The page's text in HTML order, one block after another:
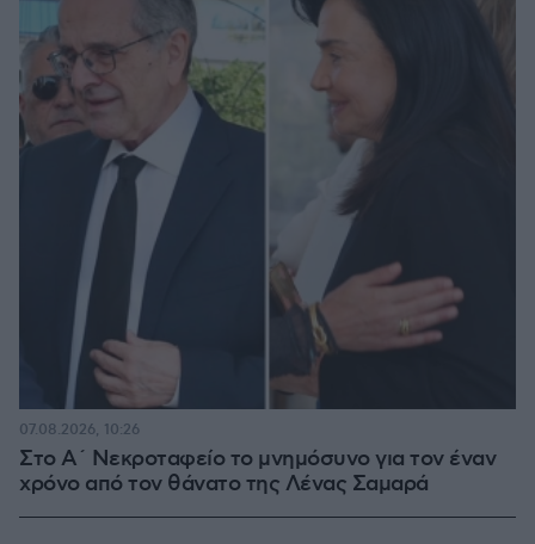
Στο Α΄ Νεκροταφείο το μνημόσυνο για τον έναν
χρόνο από τον θάνατο της Λένας Σαμαρά
07.08.2026, 10:26